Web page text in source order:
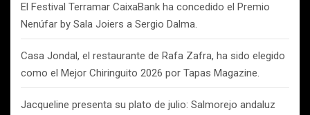
El Festival Terramar CaixaBank ha concedido el Premio
Nenúfar by Sala Joiers a Sergio Dalma.
Casa Jondal, el restaurante de Rafa Zafra, ha sido elegido
como el Mejor Chiringuito 2026 por Tapas Magazine.
Jacqueline presenta su plato de julio: Salmorejo andaluz